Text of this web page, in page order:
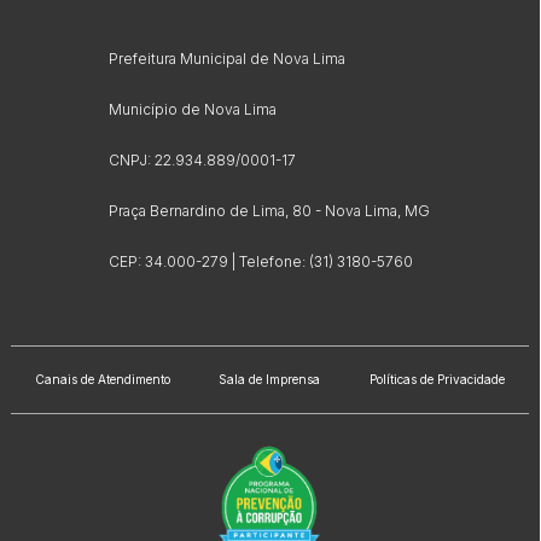
Prefeitura Municipal de Nova Lima
Município de Nova Lima
CNPJ: 22.934.889/0001-17
Praça Bernardino de Lima, 80 - Nova Lima, MG
CEP: 34.000-279 | Telefone: (31) 3180-5760
Canais de Atendimento Sala de Imprensa Políticas de Privacidade